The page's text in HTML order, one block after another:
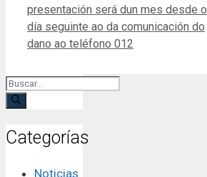
presentación será dun mes desde o
día seguinte ao da comunicación do
dano ao teléfono 012
Buscar:
Categorías
Noticias